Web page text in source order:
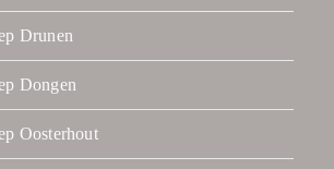
Drunen
Dongen
Oosterhout